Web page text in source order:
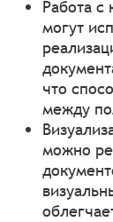
Работа с
могут
что
между
можно